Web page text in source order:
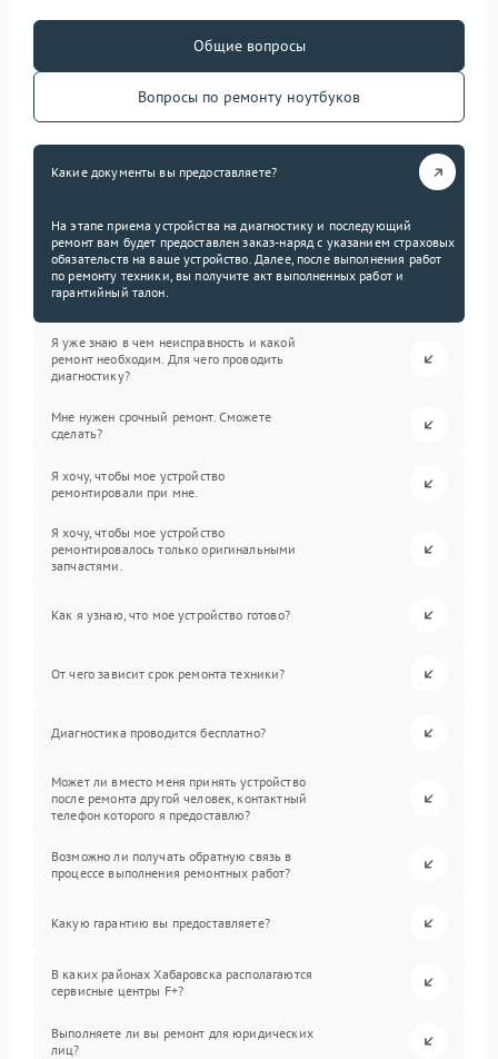
Общие вопросы
Вопросы по ремонту ноутбуков
Какие документы вы предоставляете?
На этапе приема устройства на диагностику и последующий
ремонт вам будет предоставлен заказ-наряд с указанием страховых
обязательств на ваше устройство. Далее, после выполнения работ
по ремонту техники, вы получите акт выполненных работ и
гарантийный талон.
Я уже знаю в чем неисправность и какой
ремонт необходим. Для чего проводить
диагностику?
Мне нужен срочный ремонт. Сможете
сделать?
Я хочу, чтобы мое устройство
ремонтировали при мне.
Я хочу, чтобы мое устройство
ремонтировалось только оригинальными
запчастями.
Как я узнаю, что мое устройство готово?
От чего зависит срок ремонта техники?
Диагностика проводится бесплатно?
Может ли вместо меня принять устройство
после ремонта другой человек, контактный
телефон которого я предоставлю?
Возможно ли получать обратную связь в
процессе выполнения ремонтных работ?
Какую гарантию вы предоставляете?
В каких районах Хабаровска располагаются
сервисные центры F+?
Выполняете ли вы ремонт для юридических
лиц?